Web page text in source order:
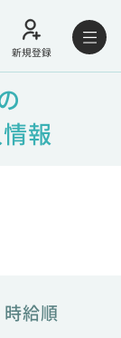
新規登録
報
時給順